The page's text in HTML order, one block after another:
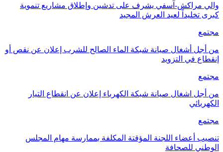
والي مراكش-آسفي يشرف على تدشين وإطلاق مشاريع تنموية
كبرى تخليداً لعيد العرش المجيد
مجتمع
من أجل أشغال صيانة شبكة الماء الصالح للشرب إعلان عن نقص أو
إنقطاع في التزويد
مجتمع
من أجل اشغال صيانة شبكة الكهرباء إعلان عن انقطاع التيار
الكهربائي
مجتمع
تنصيب أعضاء اللجنة المؤقتة المكلفة بممارسة مهام المجلس
الوطني للصحافة